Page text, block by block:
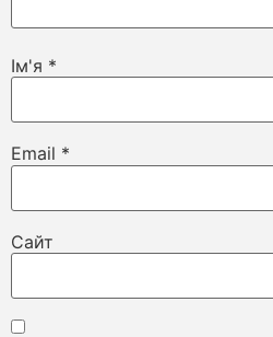
Ім'я *
Email *
Сайт